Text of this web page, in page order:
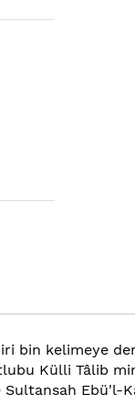
bin kelimeye
Külli Tâlib
Ebü'l-